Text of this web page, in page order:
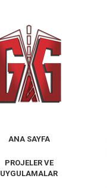
ANA SAYFA
PROJELER VE
UYGULAMALAR